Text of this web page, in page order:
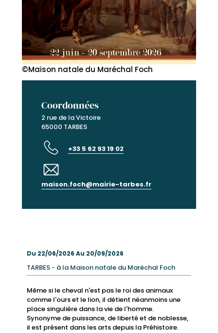
©Maison natale du Maréchal Foch
Coordonnées
2 rue de la Victoire
65000 TARBES
+33 5 62 93 19 02
maison.foch@mairie-tarbes.fr
Du 22/06/2026 Au 20/09/2026
TARBES - à la Maison natale du Maréchal Foch
Même si le cheval n'est pas le roi des animaux
comme l'ours et le lion, il détient néanmoins une
place singulière dans la vie de l'homme.
Synonyme de puissance, de liberté et de noblesse,
il est présent dans les arts depuis la Préhistoire.